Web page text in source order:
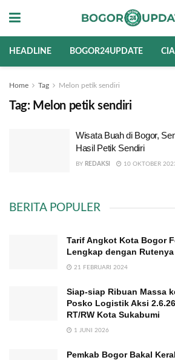
HEADLINE BOGOR24UPDATE
Home Tag Melon petik sendiri
Tag: Melon petik sendiri
Wisata Buah di Bogor,
Hasil Petik Sendiri
BY REDAKSI 10 OKTOBER
BERITA POPULER
Tarif Angkot Kota Bogor
Lengkap dengan Rutenya
21 FEBRUARI 2024
Siap-siap Ribuan Massa
Posko Logistik Aksi
RT/RW Kota Sukabumi
1 JUNI 2026
Pemkab Bogor Bakal